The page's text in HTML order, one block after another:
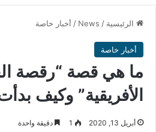
الرئيسية /
News
/ أخبار خاصة
أخبار خاصة
ما هي قصة “رقصة
الأفريقية” وكيف
أبريل 13, 2020 1 دقيقة واحدة